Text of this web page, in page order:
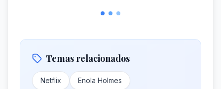
Temas relacionados
Netflix Enola Holmes